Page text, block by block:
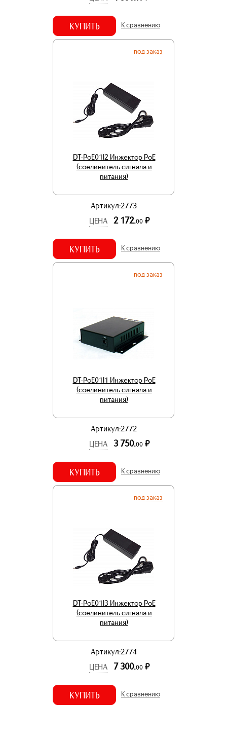
КУПИТЬ К сравнению
под заказ
DT-PoE01I2 Инжектор PoE
(соединитель сигнала и
питания)
Артикул:2773
ЦЕНА
2 172.00 р.
КУПИТЬ К сравнению
под заказ
DT-PoE01I1 Инжектор PoE
(соединитель сигнала и
питания)
Артикул:2772
ЦЕНА
3 750.00 р.
КУПИТЬ К сравнению
под заказ
DT-PoE01I3 Инжектор PoE
(соединитель сигнала и
питания)
Артикул:2774
ЦЕНА
7 300.00 р.
КУПИТЬ К сравнению